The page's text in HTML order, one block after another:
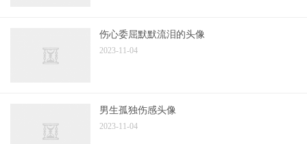
伤心委屈默默流泪的头像
2023-11-04
男生孤独伤感头像
2023-11-04